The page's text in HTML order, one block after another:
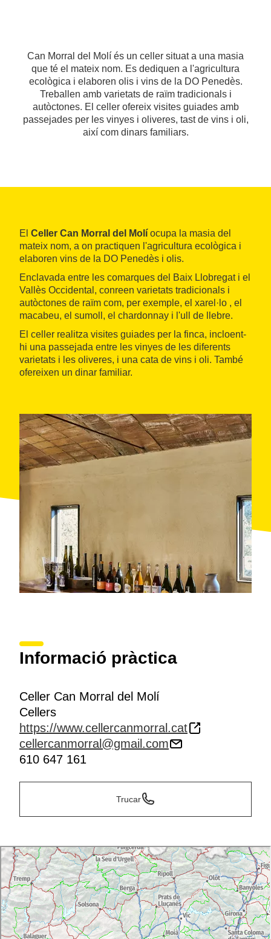
Can Morral del Molí és un celler situat a una masia
que té el mateix nom. Es dediquen a l'agricultura
ecològica i elaboren olis i vins de la DO Penedès.
Treballen amb varietats de raïm tradicionals i
autòctones. El celler ofereix visites guiades amb
passejades per les vinyes i oliveres, tast de vins i oli,
així com dinars familiars.
El Celler Can Morral del Molí ocupa la masia del
mateix nom, a on practiquen l'agricultura ecològica i
elaboren vins de la DO Penedès i olis.
Enclavada entre les comarques del Baix Llobregat i el
Vallès Occidental, conreen varietats tradicionals i
autòctones de raïm com, per exemple, el xarel·lo , el
macabeu, el sumoll, el chardonnay i l'ull de llebre.
El celler realitza visites guiades per la finca, incloent-
hi una passejada entre les vinyes de les diferents
varietats i les oliveres, i una cata de vins i oli. També
ofereixen un dinar familiar.
Informació pràctica
Celler Can Morral del Molí
Cellers
https://www.cellercanmorral.cat
cellercanmorral@gmail.com
610 647 161
Trucar